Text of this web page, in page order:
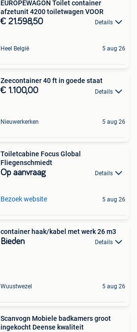
EUROPEWAGON Toilet container
afzetunit 4200 toiletwagen VOOR
€ 21.598,50 Details
Heel België 5 aug 26
Zeecontainer 40 ft in goede staat
€ 1.100,00 Details
Nieuwerkerken 5 aug 26
Toiletcabine Focus Global
Fliegenschmiedt
Op aanvraag Details
Bezoek website 5 aug 26
container haak/kabel met werk 26 m3
Bieden Details
Wuustwezel 5 aug 26
Scanvogn Mobiele badkamers groot
ingekocht Deense kwaliteit